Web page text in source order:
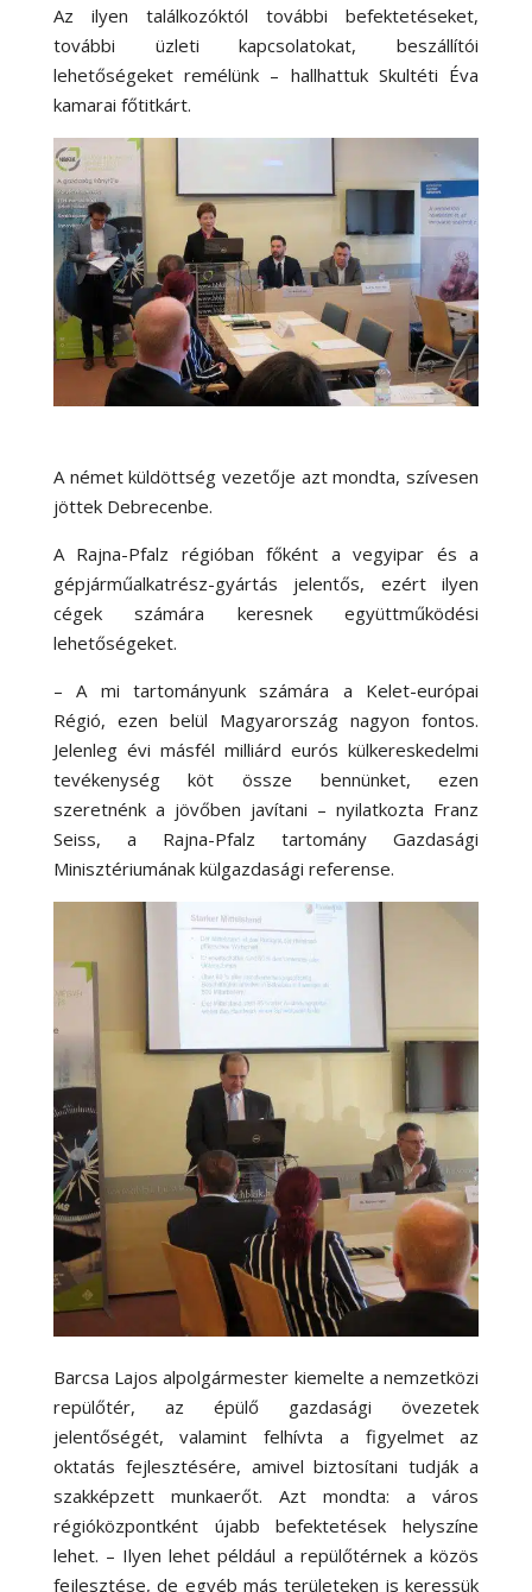
Az ilyen találkozóktól további befektetéseket,
további üzleti kapcsolatokat, beszállítói
lehetőségeket remélünk – hallhattuk Skultéti Éva
kamarai főtitkárt.
A német küldöttség vezetője azt mondta, szívesen
jöttek Debrecenbe.
A Rajna-Pfalz régióban főként a vegyipar és a
gépjárműalkatrész-gyártás jelentős, ezért ilyen
cégek számára keresnek együttműködési
lehetőségeket.
– A mi tartományunk számára a Kelet-európai
Régió, ezen belül Magyarország nagyon fontos.
Jelenleg évi másfél milliárd eurós külkereskedelmi
tevékenység köt össze bennünket, ezen
szeretnénk a jövőben javítani – nyilatkozta Franz
Seiss, a Rajna-Pfalz tartomány Gazdasági
Minisztériumának külgazdasági referense.
Barcsa Lajos alpolgármester kiemelte a nemzetközi
repülőtér, az épülő gazdasági övezetek
jelentőségét, valamint felhívta a figyelmet az
oktatás fejlesztésére, amivel biztosítani tudják a
szakképzett munkaerőt. Azt mondta: a város
régióközpontként újabb befektetések helyszíne
lehet. – Ilyen lehet például a repülőtérnek a közös
fejlesztése, de egyéb más területeken is keressük